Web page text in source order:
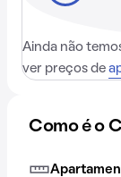
Ainda não
ver preços de
Como é o